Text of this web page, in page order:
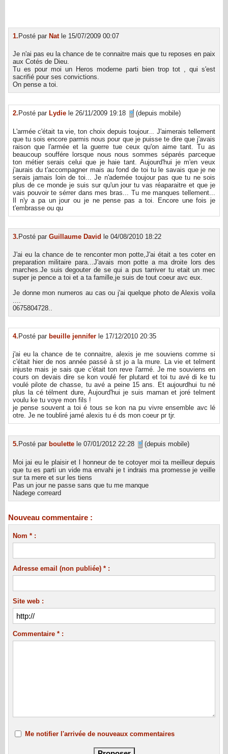
1. Posté par Nat le 15/07/2009 00:07
Je n'ai pas eu la chance de te connaitre mais que tu reposes en paix
aux Cotés de Dieu.
Tu es pour moi un Heros moderne parti bien trop tot , qui s'est
sacrifié pour ses convictions.
On pense a toi.
2. Posté par Lydie le 26/11/2009 19:18 (depuis mobile)
L'armée c'était ta vie, ton choix depuis toujour... J'aimerais tellement
que tu sois encore parmis nous pour que je puisse te dire que j'avais
raison que l'armée et la guerre tue ceux qu'on aime tant. Tu as
beaucoup souffére lorsque nous nous sommes séparés parceque
ton métier serais celui que je haie tant. Aujourd'hui je m'en veux
j'aurais du t'accompagner mais au fond de toi tu le savais que je ne
serais jamais loin de toi... Je n'ademée toujour pas que tu ne sois
plus de ce monde je suis sur qu'un jour tu vas réaparaitre et que je
vais pouvoir te sérrer dans mes bras... Tu me manques tellement...
Il n'y a pa un jour ou je ne pense pas a toi. Encore une fois je
t'embrasse ou qu
3.Posté par Guillaume David le 04/08/2010 18:22
J'ai eu la chance de te renconter mon potte,J'ai était a tes coter en
preparation militaire para...J'avais mon potte a ma droite lors des
marches.Je suis degouter de se qui a pus tarriver tu etait un mec
super je pence a toi et a ta famille,je suis de tout coeur avc eux.
Je donne mon numeros au cas ou j'ai quelque photo de Alexis voila
0675804728..
4. Posté par beuille jennifer le 17/12/2010 20:35
j'ai eu la chance de te connaitre, alexis je me souviens comme si
c'était hier de nos année passé à st jo a la mure. La vie et telment
injuste mais je sais que c'était ton reve l'armé. Je me souviens en
cours on devais dire se kon voulé fer plutard et toi tu avé di ke tu
voulé pilote de chasse, tu avé a peine 15 ans. Et aujourdhui tu né
plus la cé télment dure, Aujourd'hui je suis maman et joré telment
voulu ke tu voye mon fils !
je pense souvent a toi é tous se kon na pu vivre ensemble avc lé
otre. Je ne toubliré jamé alexis tu é ds mon coeur pr tjr.
5. Posté par boulette le 07/01/2012 22:28 (depuis mobile)
Moi jai eu le plaisir et l honneur de te cotoyer moi ta meilleur depuis
que tu es parti un vide ma envahi je t indrais ma promesse je veille
sur ta mere et sur les tiens
Pas un jour ne passe sans que tu me manque
Nadege correard
Nouveau commentaire :
Nom * :
Adresse email (non publiée) * :
Site web :
Commentaire * :
Me notifier l'arrivée de nouveaux commentaires